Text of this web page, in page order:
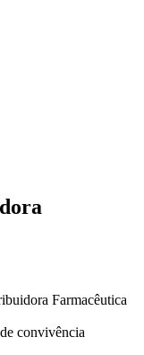
Farmacêutica
convivência